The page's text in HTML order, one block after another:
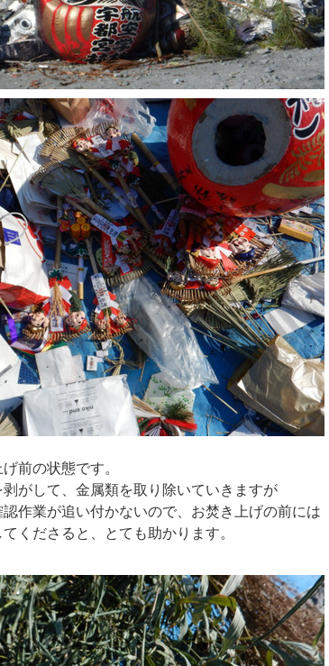
前の状態です。
がして、金属類を取り除いていきますが
作業が追い付かないので、お焚き上げの前には
くださると、とても助かります。